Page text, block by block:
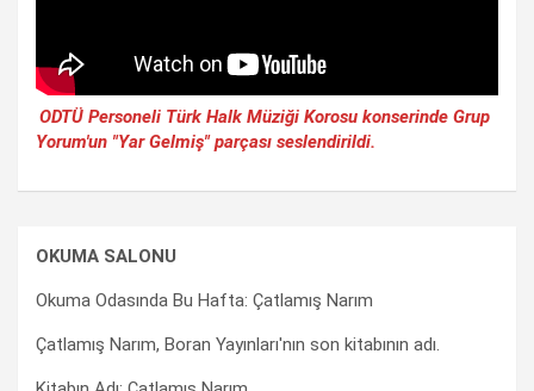
ODTÜ Personeli Türk Halk Müziği Korosu konserinde Grup
Yorum'un "Yar Gelmiş" parçası seslendirildi.
OKUMA SALONU
Okuma Odasında Bu Hafta: Çatlamış Narım
Çatlamış Narım, Boran Yayınları'nın son kitabının adı.